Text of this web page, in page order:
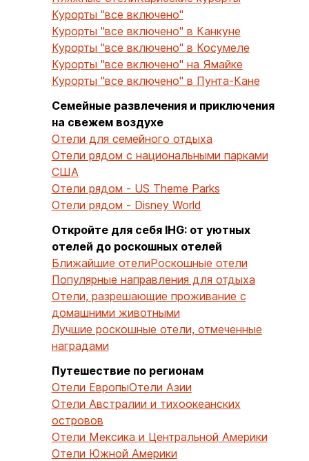
Курорты "все включено"
Курорты "все включено" в Канкуне
Курорты "все включено" в Косумеле
Курорты "все включено" на Ямайке
Курорты "все включено" в Пунта-Кане
Семейные развлечения и приключения
на свежем воздухе
Отели для семейного отдыха
Отели рядом с национальными парками
США
Отели рядом - US Theme Parks
Отели рядом - Disney World
Откройте для себя IHG: от уютных
отелей до роскошных отелей
Ближайшие отелиРоскошные отели
Популярные направления для отдыха
Отели, разрешающие проживание с
домашними животными
Лучшие роскошные отели, отмеченные
наградами
Путешествие по регионам
Отели ЕвропыОтели Азии
Отели Австралии и тихоокеанских
островов
Отели Мексика и Центральной Америки
Отели Южной Америки